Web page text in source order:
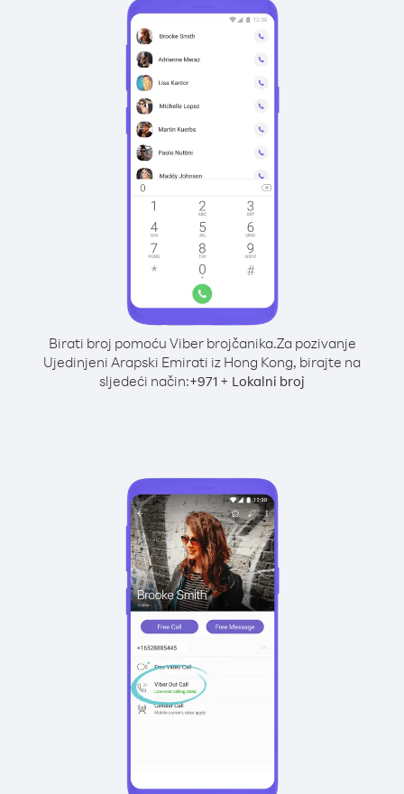
Birati broj pomoću Viber brojčanika.Za pozivanje
Ujedinjeni Arapski Emirati iz Hong Kong, birajte na
sljedeći način:+971 + Lokalni broj